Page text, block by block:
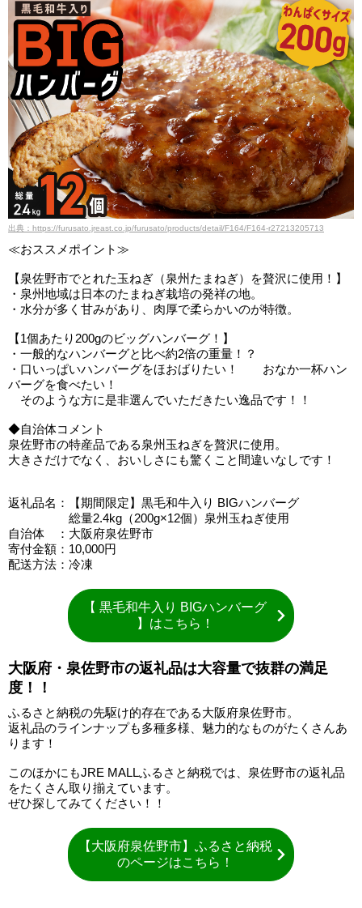
出典：https://furusato.jreast.co.jp/furusato/products/detail/F164/F164-r27213205713
≪おススメポイント≫
【泉佐野市でとれた玉ねぎ（泉州たまねぎ）を贅沢に使用！】
・泉州地域は日本のたまねぎ栽培の発祥の地。
・水分が多く甘みがあり、肉厚で柔らかいのが特徴。
【1個あたり200gのビッグハンバーグ！】
・一般的なハンバーグと比べ約2倍の重量！？
・口いっぱいハンバーグをほおばりたい！ おなか一杯ハン
バーグを食べたい！
そのような方に是非選んでいただきたい逸品です！！
◆自治体コメント
泉佐野市の特産品である泉州玉ねぎを贅沢に使用。
大きさだけでなく、おいしさにも驚くこと間違いなしです！
返礼品名：【期間限定】黒毛和牛入り BIGハンバーグ
総量2.4kg（200g×12個）泉州玉ねぎ使用
自治体 ：大阪府泉佐野市
寄付金額：10,000円
配送方法：冷凍
【 黒毛和牛入り BIGハンバーグ
】はこちら！
大阪府・泉佐野市の返礼品は大容量で抜群の満足
度！！
ふるさと納税の先駆け的存在である大阪府泉佐野市。
返礼品のラインナップも多種多様、魅力的なものがたくさんあ
ります！
このほかにもJRE MALLふるさと納税では、泉佐野市の返礼品
をたくさん取り揃えています。
ぜひ探してみてください！！
【大阪府泉佐野市】ふるさと納税
のページはこちら！